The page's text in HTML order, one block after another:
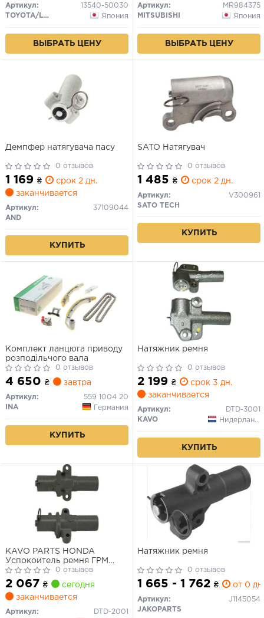
Артикул:
13540-50030
TOYOTA/LEXUS
Япония
ВЫБРАТЬ ЦЕНУ
NA4W 2.4 16V 04.01-
Артикул:
MR984375
MITSUBISHI
Япония
ВЫБРАТЬ ЦЕНУ
Демпфер натягувача пасу
0 отзывов
1 169 ₴
срок 2 дн.
заканчивается
Артикул:
37109044
AND
КУПИТЬ
SATO Натягувач
0 отзывов
1 485 ₴ срок 2 дн.
Артикул:
V300961
SATO TECH
КУПИТЬ
Комплект ланцюга приводу
розподільчого вала
0 отзывов
4 650 ₴ завтра
Артикул:
559 1004 20
INA
Германия
КУПИТЬ
Натяжник ремня
0 отзывов
2 199 ₴
срок 3 дн.
заканчивается
Артикул:
DTD-3001
KAVO
Нидерланды
КУПИТЬ
KAVO PARTS HONDA
Успокоитель ремня ГРМ
Legend IV 3.5/3.7 06-
0 отзывов
2 067 ₴
сегодня
заканчивается
Артикул:
DTD-2001
Натяжник ремня
0 отзывов
1 665 - 1 762 ₴ от 0 дн.
Артикул:
J1145054
JAKOPARTS